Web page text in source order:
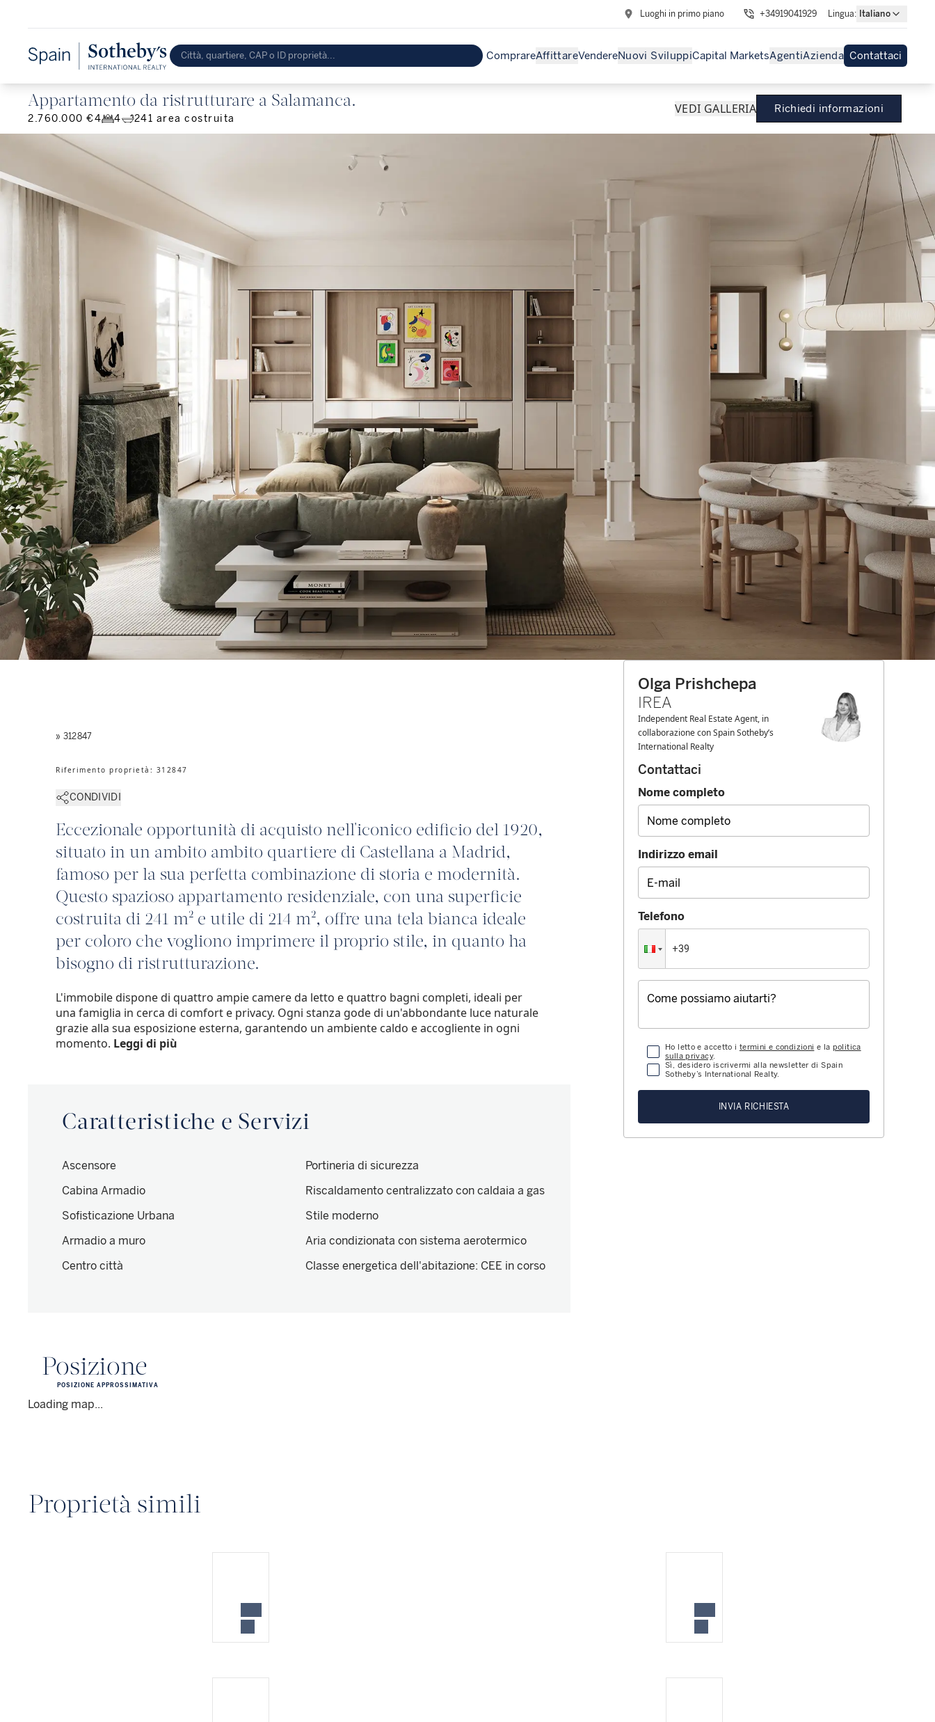
Luoghi in primo piano +34919041929 Lingua: Italiano
ComprareAffittareVendereNuovi SviluppiCapital MarketsAgentiAzienda Contattaci
Appartamento da ristrutturare a Salamanca.
2.760.000 €4 4 241 area costruita
VEDI GALLERIA Richiedi informazioni
» 312847
Riferimento proprietà : 312847
CONDIVIDI
Eccezionale opportunità di acquisto nell'iconico edificio del 1920,
situato in un ambito ambito quartiere di Castellana a Madrid,
famoso per la sua perfetta combinazione di storia e modernità.
Questo spazioso appartamento residenziale, con una superficie
costruita di 241 m² e utile di 214 m², offre una tela bianca ideale
per coloro che vogliono imprimere il proprio stile, in quanto ha
bisogno di ristrutturazione.
L'immobile dispone di quattro ampie camere da letto e quattro bagni completi, ideali per
una famiglia in cerca di comfort e privacy. Ogni stanza gode di un'abbondante luce naturale
grazie alla sua esposizione esterna, garantendo un ambiente caldo e accogliente in ogni
momento. Leggi di più
Caratteristiche e Servizi
Ascensore
Portineria di sicurezza
Cabina Armadio
Riscaldamento centralizzato con caldaia a gas
Sofisticazione Urbana
Stile moderno
Armadio a muro
Aria condizionata con sistema aerotermico
Centro città
Classe energetica dell'abitazione: CEE in corso
Posizione
Loading map...
POSIZIONE APPROSSIMATIVA
Olga Prishchepa
IREA
Independent Real Estate Agent, in
collaborazione con Spain Sotheby’s
International Realty
Contattaci
Nome completo
Indirizzo email
Telefono
Ho letto e accetto i termini e condizioni e la politica
sulla privacy.
Sì, desidero iscrivermi alla newsletter di Spain
Sotheby’s International Realty.
INVIA RICHIESTA
Proprietà simili